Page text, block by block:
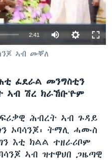
2:41
ኣብ መቐለ
ፈደራል መንግስቲን
ኣብ ሽረ ክራኸቡ’ዮም
ሕብረት ኣብ ጉዳይ
ኦባሳንጆ፡ ትማሊ ሓሙስ
እቲ ክልል ተዘራሪቦም
ኣብ ዝተዋህበ ጋዜጣዊ